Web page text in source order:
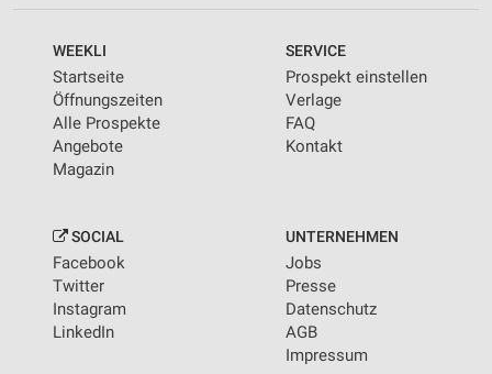
WEEKLI
Startseite
Öffnungszeiten
Alle Prospekte
Angebote
Magazin
SERVICE
Prospekt einstellen
Verlage
FAQ
Kontakt
SOCIAL
Facebook
Twitter
Instagram
LinkedIn
UNTERNEHMEN
Jobs
Presse
Datenschutz
AGB
Impressum